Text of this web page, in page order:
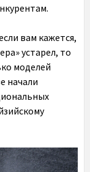
вам кажется,
устарел, то
моделей
начали